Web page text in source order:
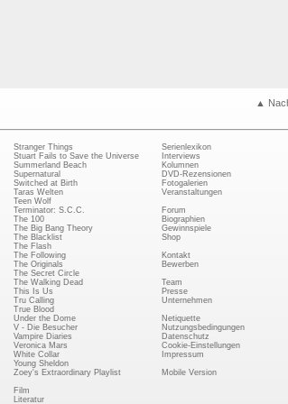
▲
Stranger Things
Stuart Fails to Save the Universe
Summerland Beach
Supernatural
Switched at Birth
Taras Welten
Teen Wolf
Terminator: S.C.C.
The 100
The Big Bang Theory
The Blacklist
The Flash
The Following
The Originals
The Secret Circle
The Walking Dead
This Is Us
Tru Calling
True Blood
Under the Dome
V - Die Besucher
Vampire Diaries
Veronica Mars
White Collar
Young Sheldon
Zoey's Extraordinary Playlist
Film
Literatur
Serienlexikon
Interviews
Kolumnen
DVD-Rezensionen
Fotogalerien
Veranstaltungen
Forum
Biographien
Gewinnspiele
Shop
Kontakt
Bewerben
Team
Presse
Unternehmen
Netiquette
Nutzungsbedingungen
Datenschutz
Cookie-Einstellungen
Impressum
Mobile Version